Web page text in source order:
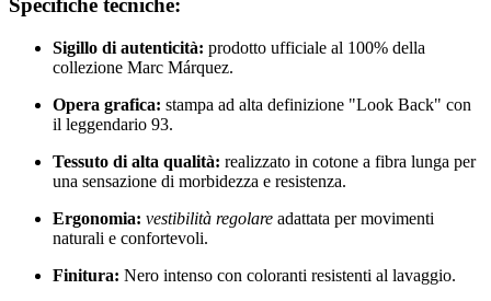
Specifiche tecniche:
Sigillo di autenticità: prodotto ufficiale al 100% della
collezione Marc Márquez.
Opera grafica: stampa ad alta definizione "Look Back" con
il leggendario 93.
Tessuto di alta qualità: realizzato in cotone a fibra lunga per
una sensazione di morbidezza e resistenza.
Ergonomia: vestibilità regolare adattata per movimenti
naturali e confortevoli.
Finitura: Nero intenso con coloranti resistenti al lavaggio.